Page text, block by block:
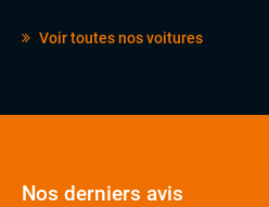
Voir toutes nos voitures
Nos derniers avis